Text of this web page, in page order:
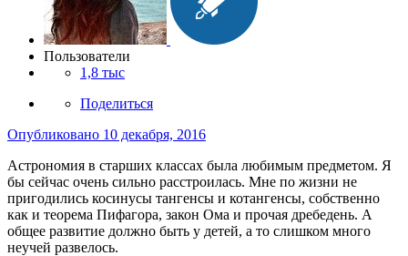
Пользователи
1,8 тыс
Поделиться
Опубликовано 10 декабря, 2016
Астрономия в старших классах была любимым предметом. Я
бы сейчас очень сильно расстроилась. Мне по жизни не
пригодились косинусы тангенсы и котангенсы, собственно
как и теорема Пифагора, закон Ома и прочая дребедень. А
общее развитие должно быть у детей, а то слишком много
неучей развелось.